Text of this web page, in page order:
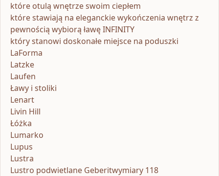
które otulą wnętrze swoim ciepłem
które stawiają na eleganckie wykończenia wnętrz z
pewnością wybiorą ławę INFINITY
który stanowi doskonałe miejsce na poduszki
LaForma
Latzke
Laufen
Ławy i stoliki
Lenart
Livin Hill
Łóżka
Lumarko
Lupus
Lustra
Lustro podwietlane Geberitwymiary 118